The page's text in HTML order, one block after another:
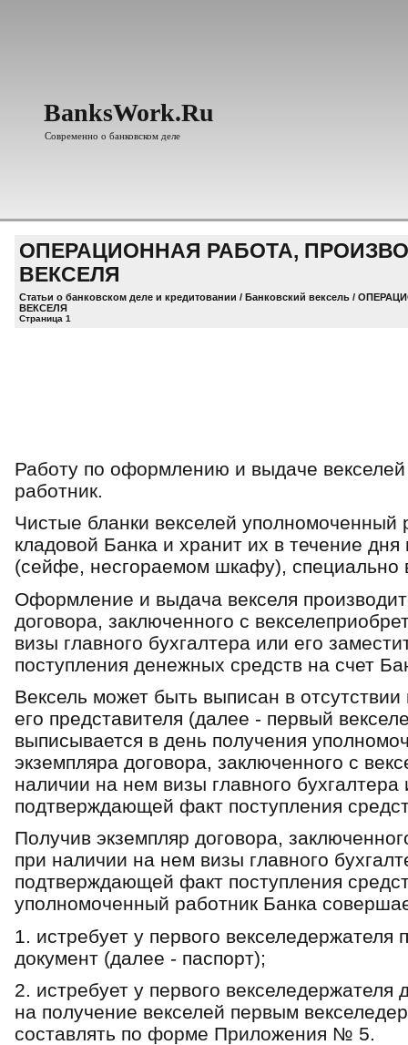
BanksWork.Ru
Современно о банковском деле
ОПЕРАЦИОННАЯ РАБОТА,
ВЕКСЕЛЯ
Статьи о банковском деле и кредитовании / Банковский вексель /
ВЕКСЕЛЯ
Страница 1
Работу по оформлению и выдаче
работник.
Чистые бланки векселей уполномоченный
кладовой Банка и хранит их в течение
(сейфе, несгораемом шкафу), специально
Оформление и выдача векселя
договора, заключенного с
визы главного бухгалтера или его
поступления денежных средств на счет
Вексель может быть выписан в
его представителя (далее - первый
выписывается в день получения
экземпляра договора, заключенного с
наличии на нем визы главного бухгалтера
подтверждающей факт поступления
Получив экземпляр договора,
при наличии на нем визы главного
подтверждающей факт поступления
уполномоченный работник Банка
1. истребует у первого
документ (далее - паспорт);
2. истребует у первого векселедержателя
на получение векселей первым
составлять по форме Приложения № 5.